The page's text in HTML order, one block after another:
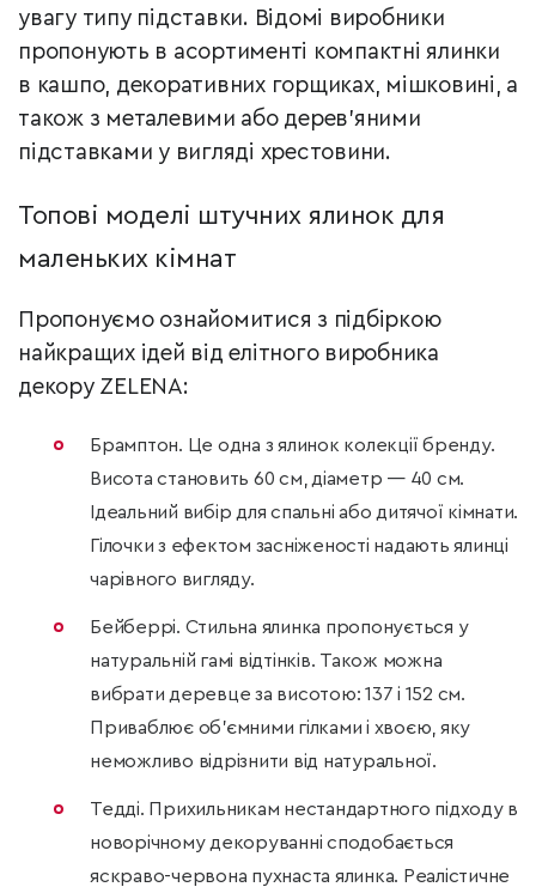
увагу типу підставки. Відомі виробники
пропонують в асортименті компактні ялинки
в кашпо, декоративних горщиках, мішковині, а
також з металевими або дерев’яними
підставками у вигляді хрестовини.
Топові моделі штучних ялинок для
маленьких кімнат
Пропонуємо ознайомитися з підбіркою
найкращих ідей від елітного виробника
декору ZELENA:
Брамптон. Це одна з ялинок колекції бренду.
Висота становить 60 см, діаметр — 40 см.
Ідеальний вибір для спальні або дитячої кімнати.
Гілочки з ефектом засніженості надають ялинці
чарівного вигляду.
Бейберрі. Стильна ялинка пропонується у
натуральній гамі відтінків. Також можна
вибрати деревце за висотою: 137 і 152 см.
Приваблює об’ємними гілками і хвоєю, яку
неможливо відрізнити від натуральної.
Тедді. Прихильникам нестандартного підходу в
новорічному декоруванні сподобається
яскраво-червона пухнаста ялинка. Реалістичне